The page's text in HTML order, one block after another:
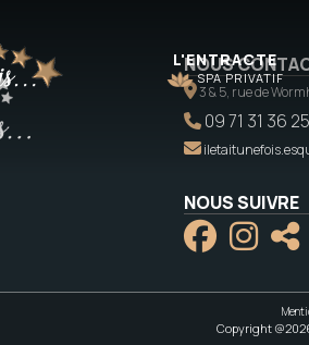
L'ENTRACTE
SPA PRIVATIF
NOUS
3 & 5, rue de
09 71 31 36 25
NOUS SUIVRE
Copyright